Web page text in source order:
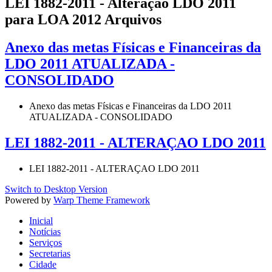
para LOA 2012 Arquivos
Anexo das metas Físicas e Financeiras da
LDO 2011 ATUALIZADA -
CONSOLIDADO
Anexo das metas Físicas e Financeiras da LDO 2011
ATUALIZADA - CONSOLIDADO
LEI 1882-2011 - ALTERAÇAO LDO 2011
LEI 1882-2011 - ALTERAÇAO LDO 2011
Switch to Desktop Version
Powered by Warp Theme Framework
Inicial
Notícias
Serviços
Secretarias
Cidade